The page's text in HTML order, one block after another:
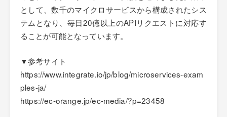
として、数千のマイクロサービスから構成されたシス
テムとなり、毎日20億以上のAPIリクエストに対応す
ることが可能となっています。
▼参考サイト
https://www.integrate.io/jp/blog/microservices-exam
ples-ja/
https://ec-orange.jp/ec-media/?p=23458